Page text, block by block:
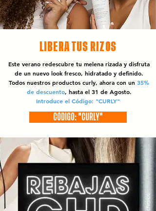
LIBERA TUS RIZOS
Este verano redescubre tu melena rizada y disfruta
de un nuevo look fresco, hidratado y definido.
Todos nuestros productos curly, ahora con un 35%
de descuento, hasta el 31 de Agosto.
Introduce el Código: "CURLY"
CÓDIGO: "CURLY"